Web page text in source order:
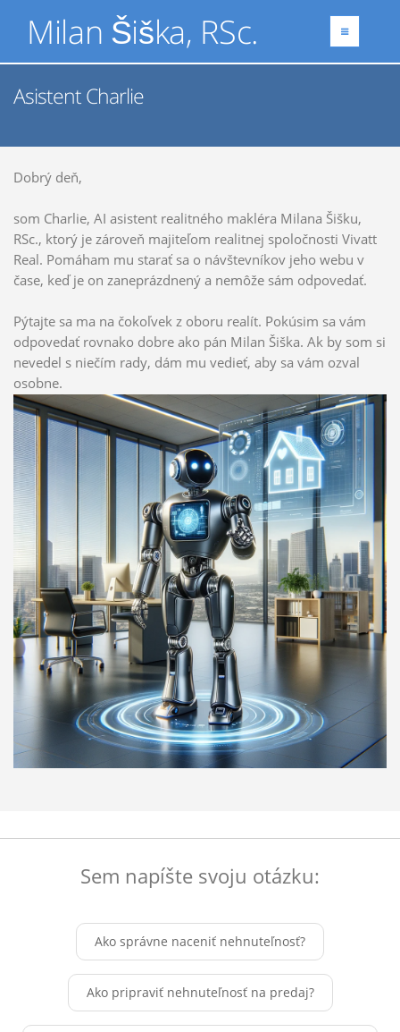
Milan Šiška, RSc.
Asistent Charlie
Dobrý deň,
som Charlie, AI asistent realitného makléra Milana Šišku,
RSc., ktorý je zároveň majiteľom realitnej spoločnosti Vivatt
Real. Pomáham mu starať sa o návštevníkov jeho webu v
čase, keď je on zaneprázdnený a nemôže sám odpovedať.
Pýtajte sa ma na čokoľvek z oboru realít. Pokúsim sa vám
odpovedať rovnako dobre ako pán Milan Šiška. Ak by som si
nevedel s niečím rady, dám mu vedieť, aby sa vám ozval
osobne.
Sem napíšte svoju otázku:
Ako správne naceniť nehnuteľnosť?
Ako pripraviť nehnuteľnosť na predaj?